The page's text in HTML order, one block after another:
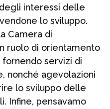
interessi delle
lo sviluppo.
Camera di
ruolo di orientamento
servizi di
nonché agevolazioni
lo sviluppo delle
Infine, pensavamo